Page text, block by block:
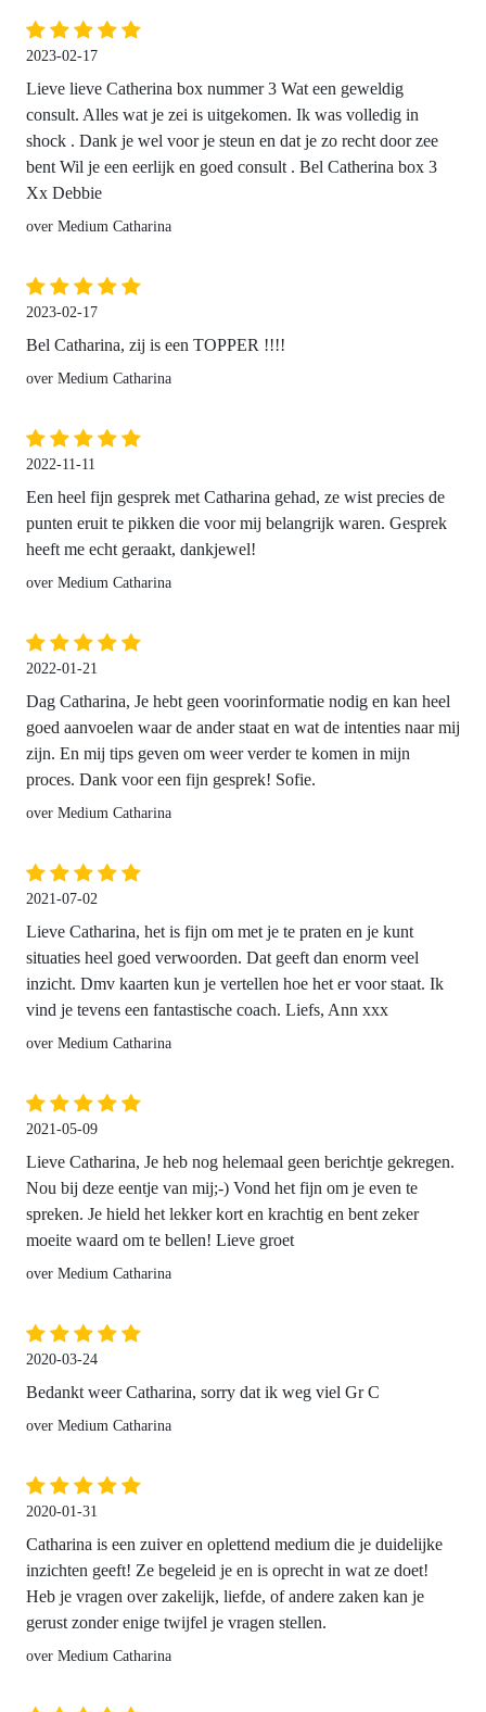
2023-02-17
Lieve lieve Catherina box nummer 3 Wat een geweldig
consult. Alles wat je zei is uitgekomen. Ik was volledig in
shock . Dank je wel voor je steun en dat je zo recht door zee
bent Wil je een eerlijk en goed consult . Bel Catherina box 3
Xx Debbie
over Medium Catharina
2023-02-17
Bel Catharina, zij is een TOPPER !!!!
over Medium Catharina
2022-11-11
Een heel fijn gesprek met Catharina gehad, ze wist precies de
punten eruit te pikken die voor mij belangrijk waren. Gesprek
heeft me echt geraakt, dankjewel!
over Medium Catharina
2022-01-21
Dag Catharina, Je hebt geen voorinformatie nodig en kan heel
goed aanvoelen waar de ander staat en wat de intenties naar mij
zijn. En mij tips geven om weer verder te komen in mijn
proces. Dank voor een fijn gesprek! Sofie.
over Medium Catharina
2021-07-02
Lieve Catharina, het is fijn om met je te praten en je kunt
situaties heel goed verwoorden. Dat geeft dan enorm veel
inzicht. Dmv kaarten kun je vertellen hoe het er voor staat. Ik
vind je tevens een fantastische coach. Liefs, Ann xxx
over Medium Catharina
2021-05-09
Lieve Catharina, Je heb nog helemaal geen berichtje gekregen.
Nou bij deze eentje van mij;-) Vond het fijn om je even te
spreken. Je hield het lekker kort en krachtig en bent zeker
moeite waard om te bellen! Lieve groet
over Medium Catharina
2020-03-24
Bedankt weer Catharina, sorry dat ik weg viel Gr C
over Medium Catharina
2020-01-31
Catharina is een zuiver en oplettend medium die je duidelijke
inzichten geeft! Ze begeleid je en is oprecht in wat ze doet!
Heb je vragen over zakelijk, liefde, of andere zaken kan je
gerust zonder enige twijfel je vragen stellen.
over Medium Catharina